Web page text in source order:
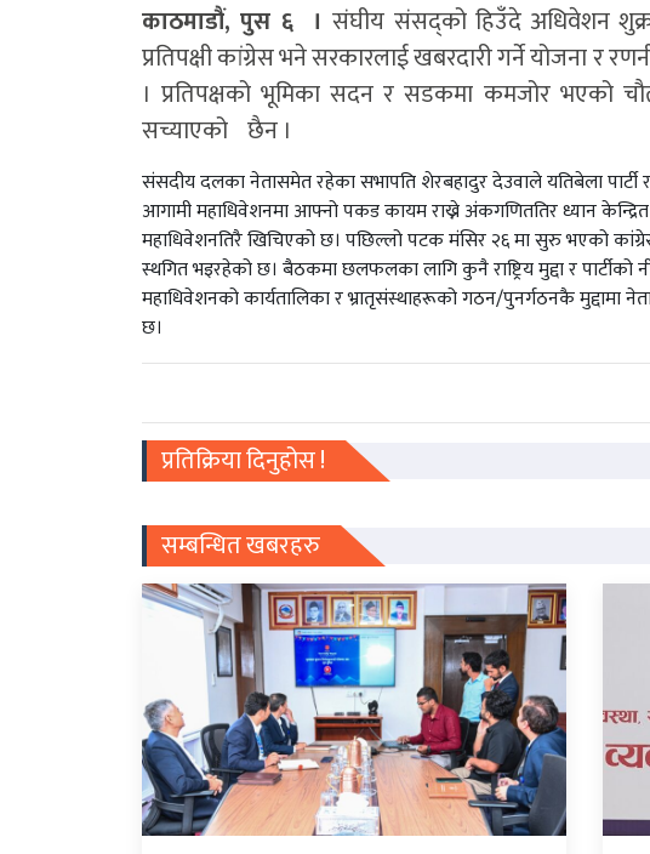
काठमाडौं, पुस ६ ।संघीय संसद्को हिउँदे अधिवेशन
प्रतिपक्षी कांग्रेस भने सरकारलाई खबरदारी गर्ने योजना र
। प्रतिपक्षको भूमिका सदन र सडकमा कमजोर भएको
सच्याएको छैन ।
संसदीय दलका नेतासमेत रहेका सभापति शेरबहादुर देउवाले यतिबेला पार्टी र
आगामी महाधिवेशनमा आफ्नो पकड कायम राख्ने अंकगणिततिर ध्यान
महाधिवेशनतिरै खिचिएको छ। पछिल्लो पटक मंसिर २६ मा सुरु भएको
स्थगित भइरहेको छ। बैठकमा छलफलका लागि कुनै राष्ट्रिय मुद्दा र पार्टीको
महाधिवेशनको कार्यतालिका र भ्रातृसंस्थाहरूको गठन/पुनर्गठनकै मुद्दामा
छ।
प्रतिक्रिया दिनुहोस !
सम्बन्धित खबरहरु